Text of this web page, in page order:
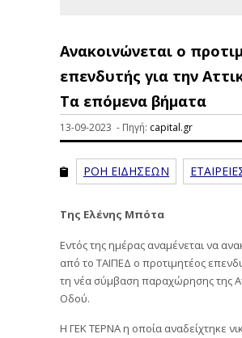
Ανακοινώνεται ο
επενδυτής για την
Τα επόμενα βήματα
13-09-2023 - Πηγή: capital.gr
ΡΟΗ ΕΙΔΗΣΕΩΝ
Της Ελένης Μπότα
Εντός της ημέρας αναμένεται να
από το ΤΑΙΠΕΔ ο προτιμητέος
τη νέα σύμβαση παραχώρησης της
Οδού.
Η ΓΕΚ ΤΕΡΝΑ η οποία αναδείχτηκε